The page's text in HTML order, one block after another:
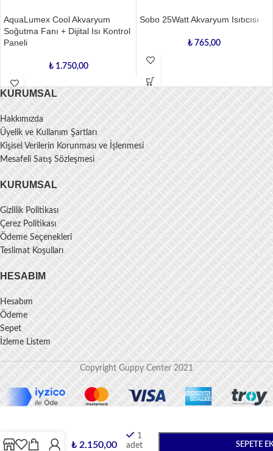
AquaLumex Cool Akvaryum
Soğutma Fanı + Dijital Isı Kontrol
Paneli
₺1.750,00
Sobo 25Watt Akvaryum Isıtıcısı
₺ 765,00
KURUMSAL
Hakkımızda
Üyelik ve Kullanım Şartları
Kişisel Verilerin Korunması ve İşlenmesi
Mesafeli Satış Sözleşmesi
KURUMSAL
Gizlilik Politikası
Çerez Politikası
Ödeme Seçenekleri
Teslimat Koşulları
HESABIM
Hesabım
Ödeme
Sepet
İzleme Listem
Copyright Guppy Center 2021
PİPE
YÜZEY
BASIŞ
₺ 2.150,00
1
adet
SEPETE